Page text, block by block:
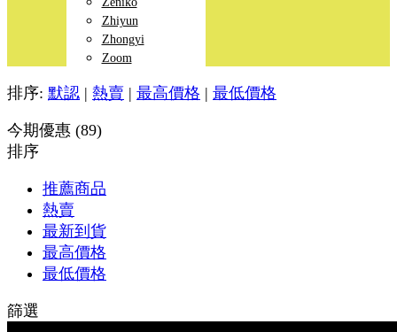
Zhiyun
Zhongyi
Zoom
排序: 默認 | 熱賣 | 最高價格 | 最低價格
今期優惠 (89)
排序
推薦商品
熱賣
最新到貨
最高價格
最低價格
篩選